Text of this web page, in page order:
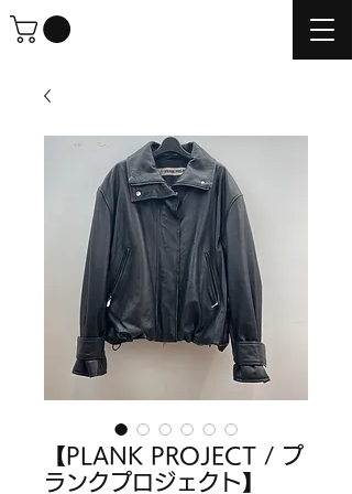
【PLANK PROJECT / プ
ランクプロジェクト】